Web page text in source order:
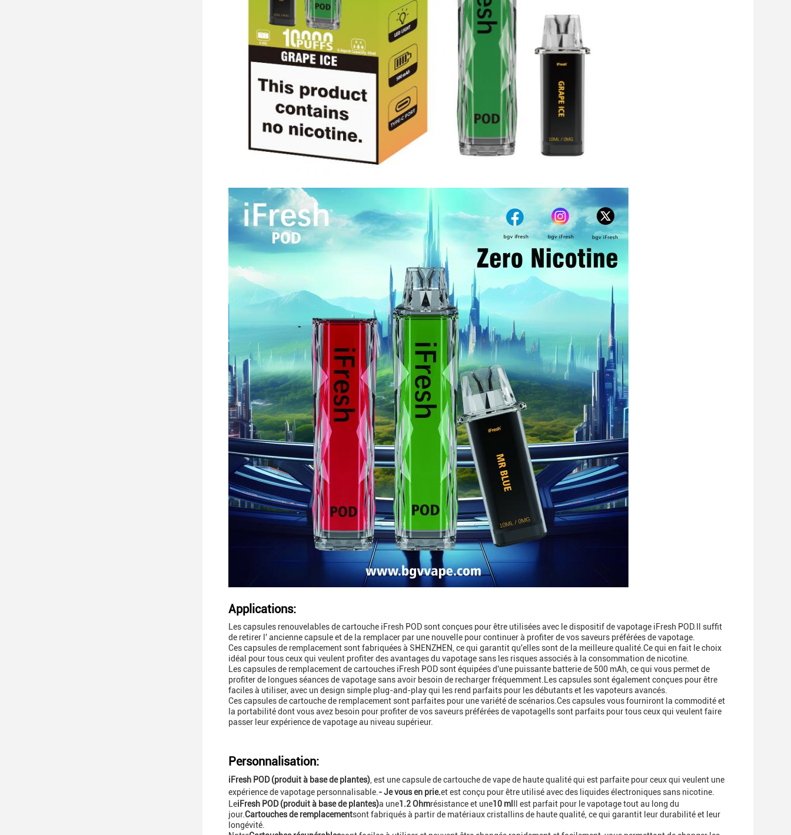
Applications:
Les capsules renouvelables de cartouche iFresh POD sont conçues pour être utilisées avec le dispositif de vapotage iFresh POD.Il suffit
de retirer l' ancienne capsule et de la remplacer par une nouvelle pour continuer à profiter de vos saveurs préférées de vapotage.
Ces capsules de remplacement sont fabriquées à SHENZHEN, ce qui garantit qu'elles sont de la meilleure qualité.Ce qui en fait le choix
idéal pour tous ceux qui veulent profiter des avantages du vapotage sans les risques associés à la consommation de nicotine.
Les capsules de remplacement de cartouches iFresh POD sont équipées d'une puissante batterie de 500 mAh, ce qui vous permet de
profiter de longues séances de vapotage sans avoir besoin de recharger fréquemment.Les capsules sont également conçues pour être
faciles à utiliser, avec un design simple plug-and-play qui les rend parfaits pour les débutants et les vapoteurs avancés.
Ces capsules de cartouche de remplacement sont parfaites pour une variété de scénarios.Ces capsules vous fourniront la commodité et
la portabilité dont vous avez besoin pour profiter de vos saveurs préférées de vapotageIls sont parfaits pour tous ceux qui veulent faire
passer leur expérience de vapotage au niveau supérieur.
Personnalisation:
iFresh POD (produit à base de plantes) , est une capsule de cartouche de vape de haute qualité qui est parfaite pour ceux qui veulent une
expérience de vapotage personnalisable. - Je vous en prie.et est conçu pour être utilisé avec des liquides électroniques sans nicotine.
LeiFresh POD (produit à base de plantes)a une1.2 Ohmrésistance et une10 ml
Il est parfait pour le vapotage tout au long du
jour.Cartouches de remplacementsont fabriqués à partir de matériaux cristallins de haute qualité, ce qui garantit leur durabilité et leur
longévité.